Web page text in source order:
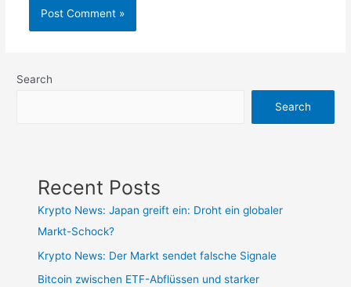
Search
Search
Recent Posts
Krypto News: Japan greift ein: Droht ein globaler
Markt-Schock?
Krypto News: Der Markt sendet falsche Signale
Bitcoin zwischen ETF-Abflüssen und starker